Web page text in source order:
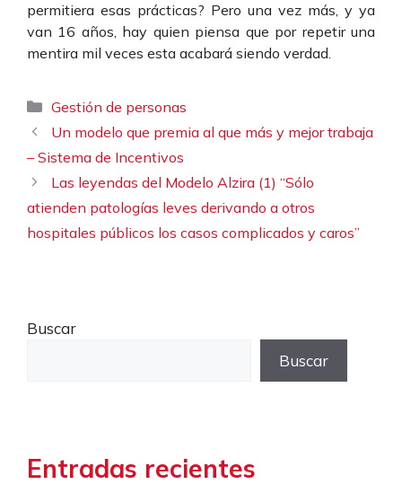
permitiera esas prácticas? Pero una vez más, y ya
van 16 años, hay quien piensa que por repetir una
mentira mil veces esta acabará siendo verdad.
Categorías
Gestión de personas
Un modelo que premia al que más y mejor trabaja
– Sistema de Incentivos
Las leyendas del Modelo Alzira (1) “Sólo
atienden patologías leves derivando a otros
hospitales públicos los casos complicados y caros”
Buscar
Buscar
Entradas recientes